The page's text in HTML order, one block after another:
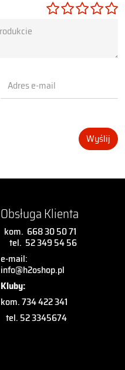
Wyślij
Obsługa Klienta
kom. 668 30 50 71
tel. 52 349 54 56
e-mail:
info@h2oshop.pl
Kluby:
kom. 734 422 341
tel. 52 3345674